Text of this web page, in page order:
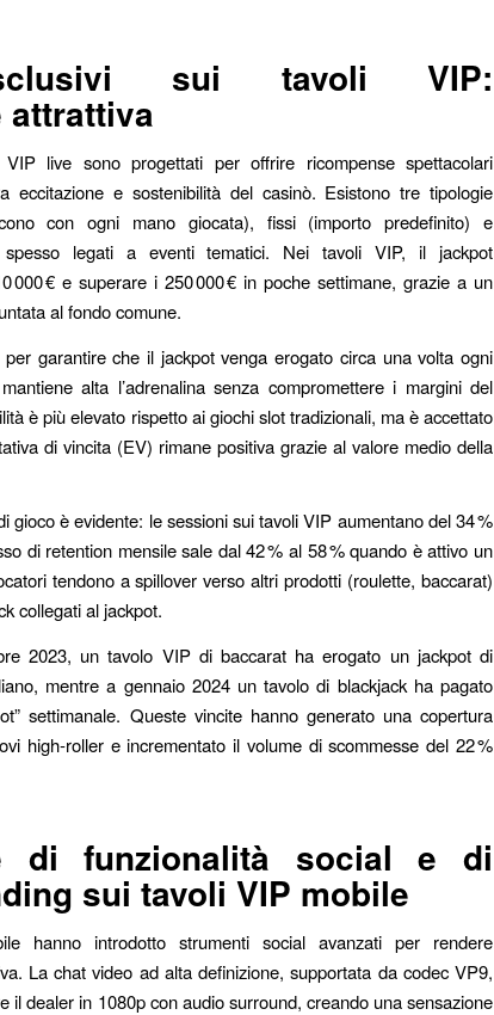
sui tavoli VIP:
attrattiva
live sono progettati per offrire ricompense spettacolari
eccitazione e sostenibilità del casinò. Esistono tre tipologie
con ogni mano giocata), fissi (importo predefinito) e
spesso legati a eventi tematici. Nei tavoli VIP, il jackpot
000 € e superare i 250 000 € in poche settimane, grazie a un
al fondo comune.
garantire che il jackpot venga erogato circa una volta ogni
alta l’adrenalina senza compromettere i margini del
è più elevato rispetto ai giochi slot tradizionali, ma è accettato
di vincita (EV) rimane positiva grazie al valore medio della
gioco è evidente: le sessioni sui tavoli VIP aumentano del 34 %
di retention mensile sale dal 42 % al 58 % quando è attivo un
tendono a spillover verso altri prodotti (roulette, baccarat)
collegati al jackpot.
2023, un tavolo VIP di baccarat ha erogato un jackpot di
mentre a gennaio 2024 un tavolo di blackjack ha pagato
settimanale. Queste vincite hanno generato una copertura
high‑roller e incrementato il volume di scommesse del 22 %
di funzionalità social e di
sui tavoli VIP mobile
hanno introdotto strumenti social avanzati per rendere
La chat video ad alta definizione, supportata da codec VP9,
il dealer in 1080p con audio surround, creando una sensazione